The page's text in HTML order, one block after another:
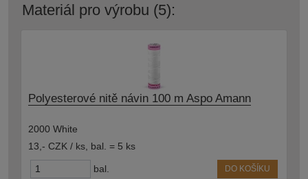
Materiál pro výrobu (5):
Polyesterové nitě návin 100 m Aspo Amann
2000 White
13,- CZK / ks bal. = 5 ks
bal. DO KOŠÍKU